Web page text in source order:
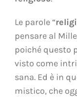
Le parole “
pensare al
poiché questo
visto come
sana. Ed è in
mistico, che